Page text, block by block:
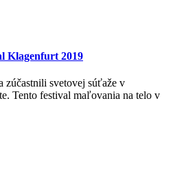
Klagenfurt 2019
zúčastnili svetovej súťaže v
Tento festival maľovania na telo v